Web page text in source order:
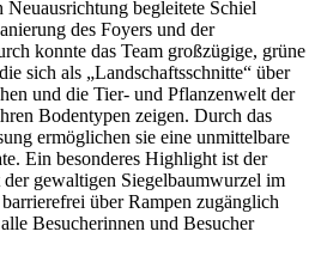
begleitete Schiel
des Foyers und der
konnte das Team großzügige, grüne
sich als „Landschaftsschnitte“ über
und die Tier- und Pflanzenwelt der
Bodentypen zeigen. Durch das
ermöglichen sie eine unmittelbare
Ein besonderes Highlight ist der
gewaltigen Siegelbaumwurzel im
über Rampen zugänglich
Besucherinnen und Besucher